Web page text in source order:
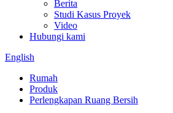
Berita
Studi Kasus Proyek
Video
Hubungi kami
English
Rumah
Produk
Perlengkapan Ruang Bersih